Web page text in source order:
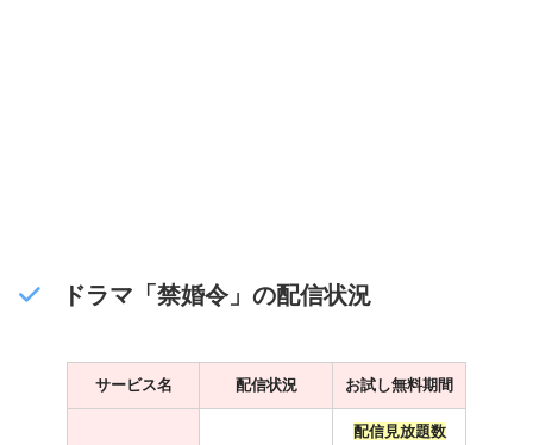
ドラマ「禁婚令」の配信状況
サービス名 配信状況 お試し無料期間
配信見放題数